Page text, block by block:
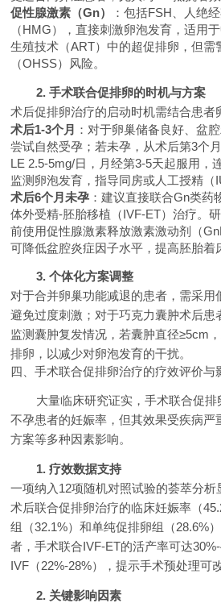
促性腺激素（Gn）
：包括FSH、人绝
（HMG），直接刺激卵泡发育，适用
生殖技术（ART）中的超促排卵，但需
（OHSS）风险。
2. 手术联合促排卵的时机与方案
术后促排卵治疗的启动时机需结合患者
术后1-3个月 ：对于卵巢储备良好、盆
尝试自然受孕；若未孕，从术后第3个
LE 2.5-5mg/日，月经第3-5天起服用，
监测卵泡发育，指导同房或人工授精（
术后6个月未孕：建议直接联合Gn类药
体外受精-胚胎移植（IVF-ET）治疗。
前使用促性腺激素释放激素激动剂（
可降低盆腔炎症因子水平，提高胚胎着
3. 个体化方案调整
对于合并卵巢功能减退的患者，需采用
避免过度刺激；对于巧克力囊肿术后患
监测囊肿复发情况，若囊肿直径≥5cm
排卵，以减少对卵泡发育的干扰。
四、手术联合促排卵治疗的疗效评价与
大量临床研究证实，手术联合促
不孕患者的妊娠率，但其效果受疾病严
方案等多种因素影响。
1. 疗效数据支持
一项纳入12项随机对照试验的荟萃分
术后联合促排卵治疗的临床妊娠率（
组（32.1%）和单纯促排卵组（28.6%
者，手术联合IVF-ET的活产率可达
IVF（22%-28%），提示手术预处理可
2. 关键影响因素